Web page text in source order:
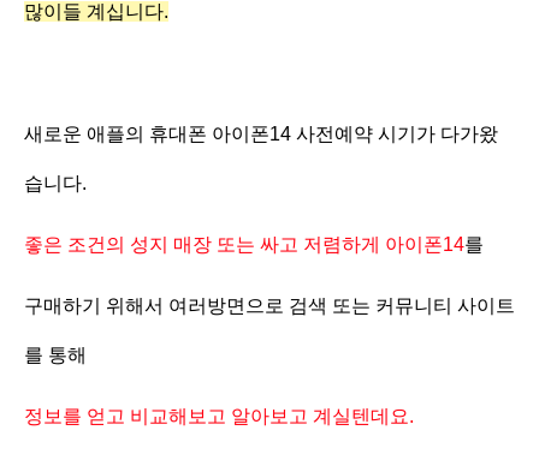
많이들 계십니다.
새로운 애플의 휴대폰 아이폰14 사전예약 시기가 다가왔
습니다.
좋은 조건의 성지 매장 또는 싸고 저렴하게 아이폰14를
구매하기 위해서 여러방면으로 검색 또는 커뮤니티 사이트
를 통해
정보를 얻고 비교해보고 알아보고 계실텐데요.